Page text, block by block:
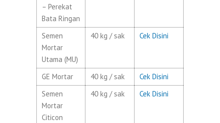
– Perekat
Bata Ringan
Semen
Mortar
Utama (MU)
40 kg / sak Cek Disini
GE Mortar 40 kg / sak
Cek Disini
Semen
Mortar
Citicon
40 kg / sak Cek Disini